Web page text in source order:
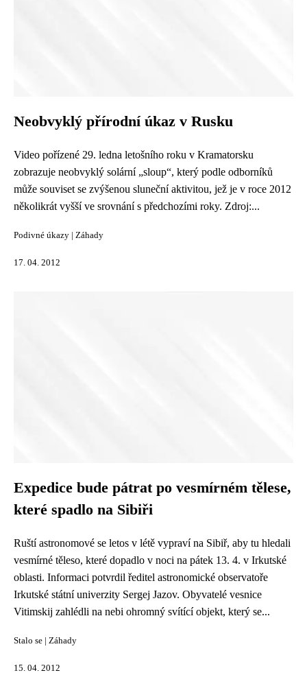
Neobvyklý přírodní úkaz v Rusku
Video pořízené 29. ledna letošního roku v Kramatorsku
zobrazuje neobvyklý solární „sloup“, který podle odborníků
může souviset se zvýšenou sluneční aktivitou, jež je v roce 2012
několikrát vyšší ve srovnání s předchozími roky. Zdroj:...
Podivné úkazy Záhady
17. 04. 2012
Expedice bude pátrat po vesmírném tělese,
které spadlo na Sibiři
Ruští astronomové se letos v létě vypraví na Sibiř, aby tu hledali
vesmírné těleso, které dopadlo v noci na pátek 13. 4. v Irkutské
oblasti. Informaci potvrdil ředitel astronomické observatoře
Irkutské státní univerzity Sergej Jazov. Obyvatelé vesnice
Vitimskij zahlédli na nebi ohromný svítící objekt, který se...
Stalo se Záhady
15. 04. 2012